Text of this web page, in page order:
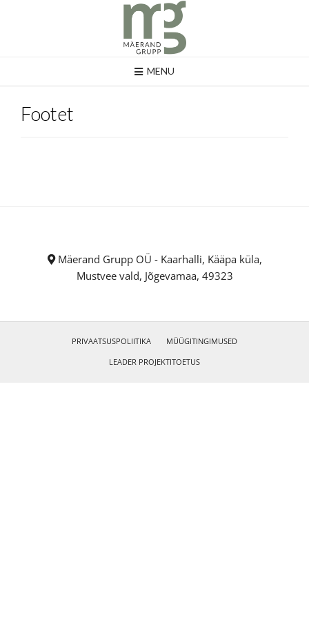
MENU
Footet
Mäerand Grupp OÜ - Kaarhalli, Kääpa küla,
Mustvee vald, Jõgevamaa, 49323
PRIVAATSUSPOLIITIKA
MÜÜGITINGIMUSED
LEADER PROJEKTITOETUS